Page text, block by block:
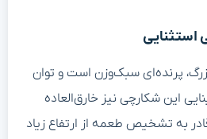
استثنایی
پرنده‌ای سبک‌وزن است و توان
این شکارچی نیز خارق‌العاده
به تشخیص طعمه از ارتفاع زیاد